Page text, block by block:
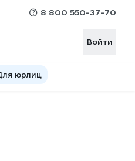
8 800 550-37-70
Войти
юрлиц